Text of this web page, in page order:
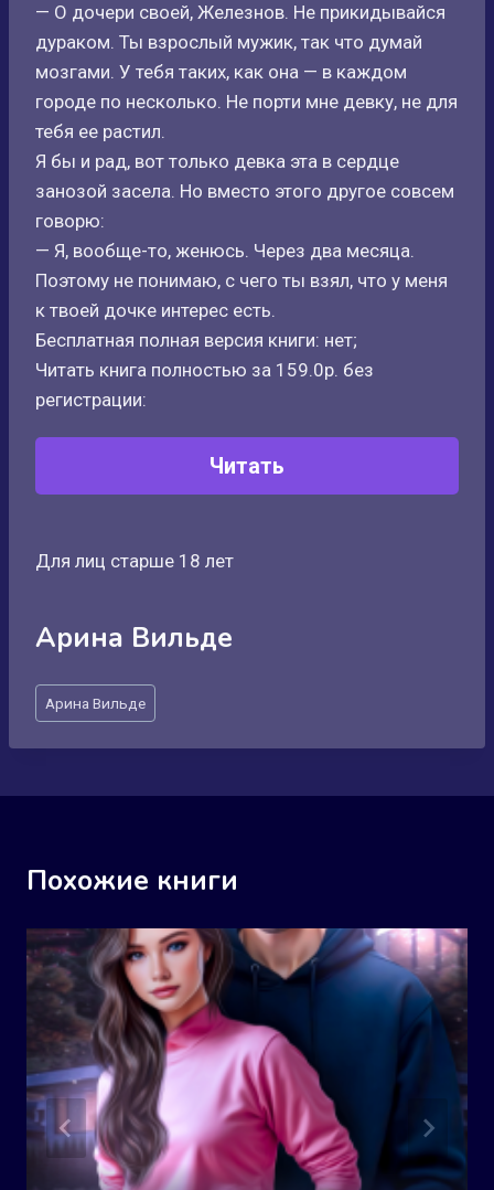
— О дочери своей, Железнов. Не прикидывайся
дураком. Ты взрослый мужик, так что думай
мозгами. У тебя таких, как она — в каждом
городе по несколько. Не порти мне девку, не для
тебя ее растил.
Я бы и рад, вот только девка эта в сердце
занозой засела. Но вместо этого другое совсем
говорю:
— Я, вообще-то, женюсь. Через два месяца.
Поэтому не понимаю, с чего ты взял, что у меня
к твоей дочке интерес есть.
Бесплатная полная версия книги: нет;
Читать книга полностью за 159.0р. без
регистрации:
Читать
Для лиц старше 18 лет
Арина Вильде
Метки
записи:
Арина Вильде
Похожие книги